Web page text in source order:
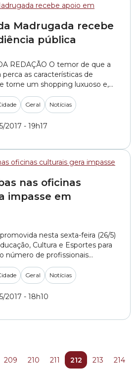
Madrugada recebe
pública
REDAÇÃO O temor de que a
perca as características de
torne um shopping luxuoso e,
mais caro para os mais de 4 mil
deles ex-ambulantes, foi a tônica
sexta-feira (26/5), para
Geral Notícias
2017 - 19h17
nas oficinas
impasse em
nesta sexta-feira (26/5)
Cultura e Esportes para
número de profissionais
programas PIA (Programa de
Vocacional – projetos que
dança, teatro, artes plásticas,
sem os esclarecimentos
Geral Notícias
2017 - 18h10
209 210 211 212 213
214